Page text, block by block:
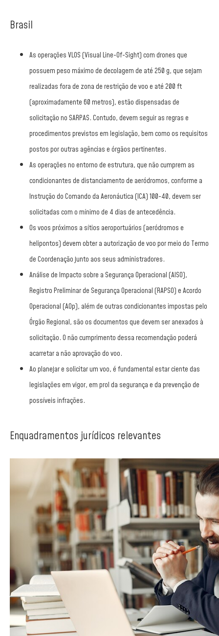
Brasil
As operações VLOS (Visual Line-Of-Sight) com drones que
possuem peso máximo de decolagem de até 250 g, que sejam
realizadas fora de zona de restrição de voo e até 200 ft
(aproximadamente 60 metros), estão dispensadas de
solicitação no SARPAS. Contudo, devem seguir as regras e
procedimentos previstos em legislação, bem como os requisitos
postos por outras agências e órgãos pertinentes.
As operações no entorno de estrutura, que não cumprem as
condicionantes de distanciamento de aeródromos, conforme a
Instrução do Comando da Aeronáutica (ICA) 100-40, devem ser
solicitadas com o mínimo de 4 dias de antecedência.
Os voos próximos a sítios aeroportuários (aeródromos e
helipontos) devem obter a autorização de voo por meio do Termo
de Coordenação junto aos seus administradores.
Análise de Impacto sobre a Segurança Operacional (AISO),
Registro Preliminar de Segurança Operacional (RAPSO) e Acordo
Operacional (AOp), além de outras condicionantes impostas pelo
Órgão Regional, são os documentos que devem ser anexados à
solicitação. O não cumprimento dessa recomendação poderá
acarretar a não aprovação do voo.
Ao planejar e solicitar um voo, é fundamental estar ciente das
legislações em vigor, em prol da segurança e da prevenção de
possíveis infrações.
Enquadramentos jurídicos relevantes